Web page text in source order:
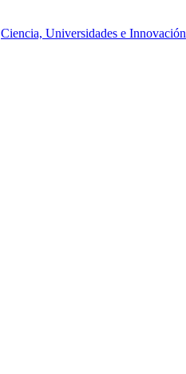
Ciencia, Universidades e Innovación